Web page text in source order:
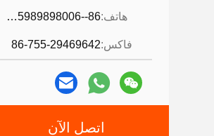
هاتف: 86--18926468268-15989898006
فاكس:86-755-29469642
اتصل الآن